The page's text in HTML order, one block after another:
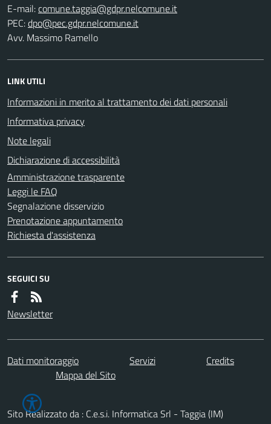
E-mail:
PEC:
Avv. Massimo Ramello
LINK UTILI
Informazioni in merito al trattamento dei dati personali
Informativa privacy
Note legali
Dichiarazione di accessibilità
Amministrazione trasparente
Leggi le FAQ
Segnalazione disservizio
Prenotazione appuntamento
Richiesta d'assistenza
SEGUICI SU
Newsletter
Dati monitoraggio Servizi
Credits
Mappa del Sito
Sito Realizzato da : C.e.s.i. Informatica Srl - Taggia (IM)